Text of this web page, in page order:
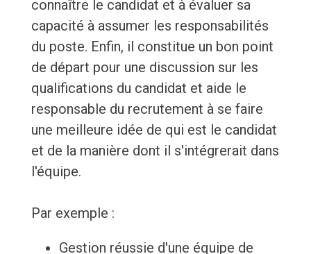
connaître le candidat et à évaluer sa
capacité à assumer les responsabilités
du poste. Enfin, il constitue un bon point
de départ pour une discussion sur les
qualifications du candidat et aide le
responsable du recrutement à se faire
une meilleure idée de qui est le candidat
et de la manière dont il s'intégrerait dans
l'équipe.
Par exemple :
Gestion réussie d'une équipe de